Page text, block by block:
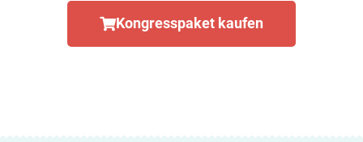
Kongresspaket kaufen